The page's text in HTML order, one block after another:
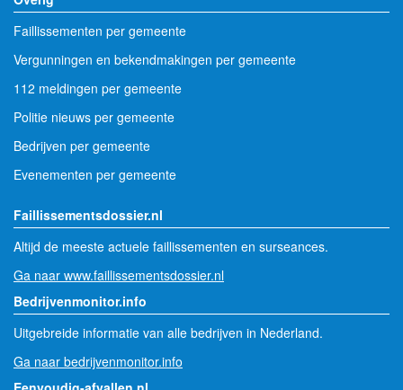
Faillissementen per gemeente
Vergunningen en bekendmakingen per gemeente
112 meldingen per gemeente
Politie nieuws per gemeente
Bedrijven per gemeente
Evenementen per gemeente
Faillissementsdossier.nl
Altijd de meeste actuele faillissementen en surseances.
Ga naar www.faillissementsdossier.nl
Bedrijvenmonitor.info
Uitgebreide informatie van alle bedrijven in Nederland.
Ga naar bedrijvenmonitor.info